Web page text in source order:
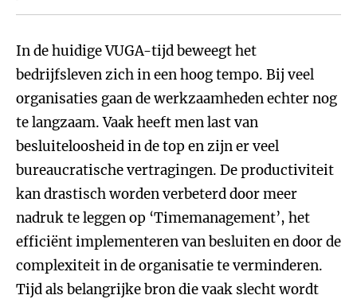
In de huidige VUGA-tijd beweegt het
bedrijfsleven zich in een hoog tempo. Bij veel
organisaties gaan de werkzaamheden echter nog
te langzaam. Vaak heeft men last van
besluiteloosheid in de top en zijn er veel
bureaucratische vertragingen. De productiviteit
kan drastisch worden verbeterd door meer
nadruk te leggen op ‘Timemanagement’, het
efficiënt implementeren van besluiten en door de
complexiteit in de organisatie te verminderen.
Tijd als belangrijke bron die vaak slecht wordt